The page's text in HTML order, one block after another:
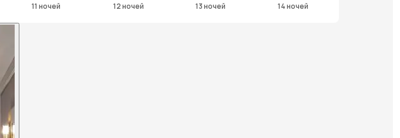
11 ночей 12 ночей 13 ночей 14 ночей